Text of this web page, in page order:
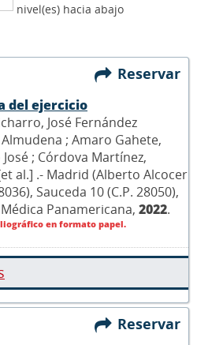
nivel(es) hacia abajo
Reservar
del ejercicio
José Fernández
; Amaro Gahete,
; Córdova Martínez,
al.] .- Madrid (Alberto Alcocer
Sauceda 10 (C.P. 28050),
Panamericana, 2022.
en formato papel.
Reservar